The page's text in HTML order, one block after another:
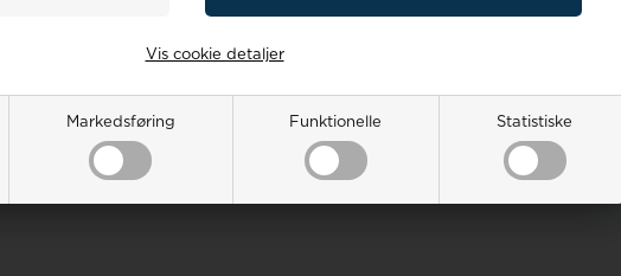
Markedsføring Funktionelle Statistiske
Vis cookie detaljer